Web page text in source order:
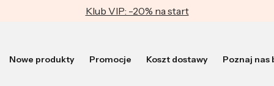
Klub VIP: -20% na start
Nowe produkty Promocje Koszt dostawy Poznaj nas